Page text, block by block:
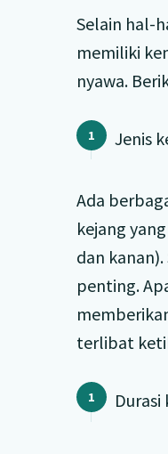
Selain hal-
memiliki
nyawa.
Jenis
Ada
kejang
dan
penting.
terlibat
Durasi